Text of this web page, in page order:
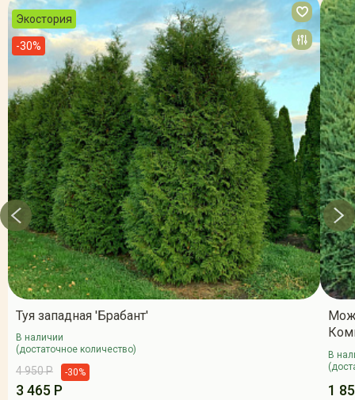
Экостория
-30%
Туя западная 'Брабант'
В наличии
(достаточное количество)
4 950 Р -30%
3 465 Р
В
1